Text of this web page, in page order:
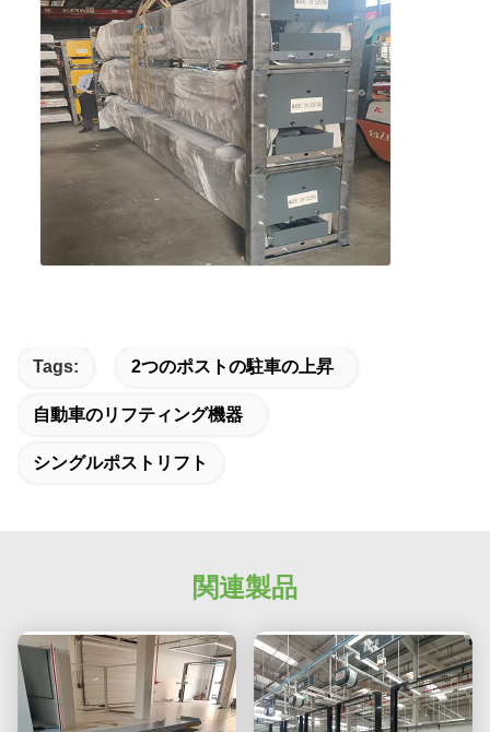
Tags: 2つのポストの駐車の上昇
自動車のリフティング機器
シングルポストリフト
関連製品